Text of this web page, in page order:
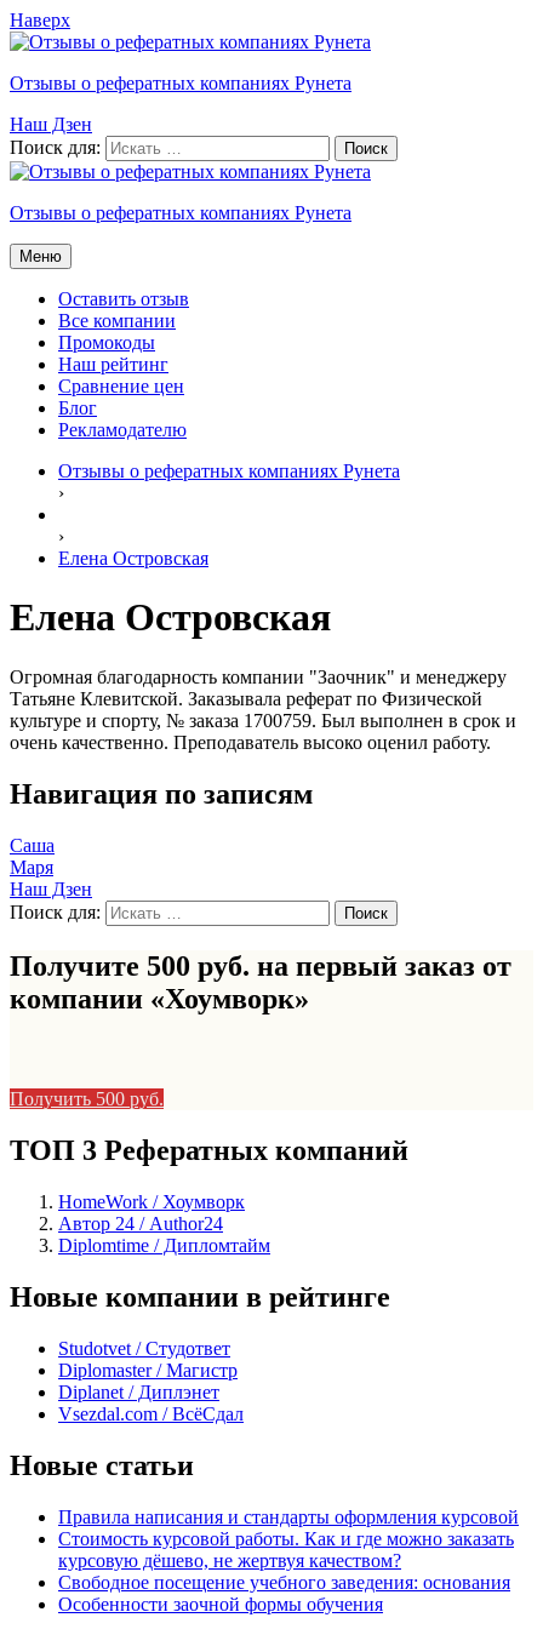
Наверх
Отзывы о рефератных компаниях Рунета
Наш Дзен
Поиск для:
Отзывы о рефератных компаниях Рунета
Меню
Оставить отзыв
Все компании
Промокоды
Наш рейтинг
Сравнение цен
Блог
Рекламодателю
Отзывы о рефератных компаниях Рунета
›
›
Елена Островская
Елена Островская
Огромная благодарность компании "Заочник" и менеджеру
Татьяне Клевитской. Заказывала реферат по Физической
культуре и спорту, № заказа 1700759. Был выполнен в срок и
очень качественно. Преподаватель высоко оценил работу.
Навигация по записям
Саша
Маря
Наш Дзен
Поиск для:
Получите 500 руб. на первый заказ от
компании «Хоумворк»
Получить 500 руб.
ТОП 3 Рефератных компаний
HomeWork / Хоумворк
Автор 24 / Author24
Diplomtime / Дипломтайм
Новые компании в рейтинге
Studotvet / Студответ
Diplomaster / Магистр
Diplanet / Диплэнет
Vsezdal.com / ВсёСдал
Новые статьи
Правила написания и стандарты оформления курсовой
Стоимость курсовой работы. Как и где можно заказать
курсовую дёшево, не жертвуя качеством?
Свободное посещение учебного заведения: основания
Особенности заочной формы обучения